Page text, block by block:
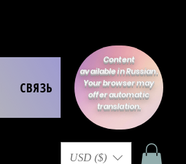
СВЯЗЬ
Content
available in Russian.
Your browser may
offer automatic
translation.
USD ($)